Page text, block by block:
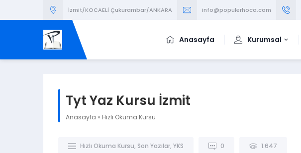
İzmit/KOCAELİ Çukurambar/ANKARA info@populerhoca.com
Anasayfa Kurumsal
Tyt Yaz Kursu İzmit
Anasayfa » Hızlı Okuma Kursu
Hızlı Okuma Kursu, Son Yazılar, YKS 0 1.647